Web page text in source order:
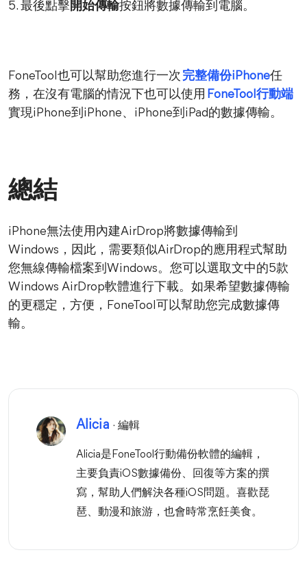
5. 最後點擊開始傳輸按鈕將數據傳輸到電腦。
FoneTool也可以幫助您進行一次 完整備份iPhone任
務，在沒有電腦的情況下也可以使用 FoneTool行動端
實現iPhone到iPhone、iPhone到iPad的數據傳輸。
總結
iPhone無法使用內建AirDrop將數據傳輸到
Windows，因此，需要類似AirDrop的應用程式幫助
您無線傳輸檔案到Windows。您可以選取文中的5款
Windows AirDrop軟體進行下載。如果希望數據傳輸
的更穩定，方便，FoneTool可以幫助您完成數據傳
輸。
Alicia · 編輯
Alicia是FoneTool行動備份軟體的編輯，
主要負責iOS數據備份、回復等方案的撰
寫，幫助人們解決各種iOS問題。喜歡琵
琶、動漫和旅游，也會時常烹飪美食。